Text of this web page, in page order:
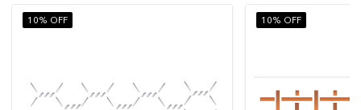
10% OFF 10% OFF